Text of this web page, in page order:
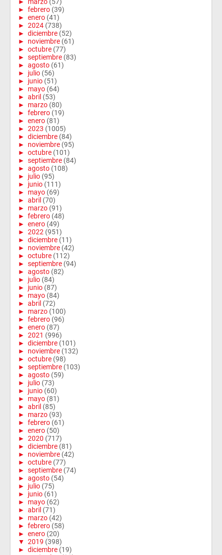
► febrero (39)
► enero (41)
► 2024 (738)
► diciembre (52)
► noviembre (61)
► octubre (77)
► septiembre (83)
► agosto (61)
► julio (56)
► junio (51)
► mayo (64)
► abril (53)
► marzo (80)
► febrero (19)
► enero (81)
► 2023 (1005)
► diciembre (84)
► noviembre (95)
► octubre (101)
► septiembre (84)
► agosto (108)
► julio (95)
► junio (111)
► mayo (69)
► abril (70)
► marzo (91)
► febrero (48)
► enero (49)
► 2022 (951)
► diciembre (11)
► noviembre (42)
► octubre (112)
► septiembre (94)
► agosto (82)
► julio (84)
► junio (87)
► mayo (84)
► abril (72)
► marzo (100)
► febrero (96)
► enero (87)
► 2021 (996)
► diciembre (101)
► noviembre (132)
► octubre (98)
► septiembre (103)
► agosto (59)
► julio (73)
► junio (60)
► mayo (81)
► abril (85)
► marzo (93)
► febrero (61)
► enero (50)
► 2020 (717)
► diciembre (81)
► noviembre (42)
► octubre (77)
► septiembre (74)
► agosto (54)
► julio (75)
► junio (61)
► mayo (62)
► abril (71)
► marzo (42)
► febrero (58)
► enero (20)
▼ 2019 (398)
► diciembre (19)